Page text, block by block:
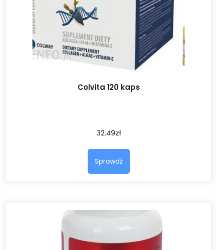
Colvita 120 kaps
32.49zł
Sprawdź